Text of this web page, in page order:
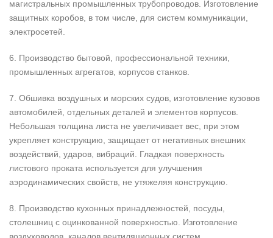
магистральных промышленных трубопроводов. Изготовление
защитных коробов, в том числе, для систем коммуникации,
электросетей.
6. Производство бытовой, профессиональной техники,
промышленных агрегатов, корпусов станков.
7. Обшивка воздушных и морских судов, изготовление кузовов
автомобилей, отдельных деталей и элементов корпусов.
Небольшая толщина листа не увеличивает вес, при этом
укрепляет конструкцию, защищает от негативных внешних
воздействий, ударов, вибраций. Гладкая поверхность
листового проката используется для улучшения
аэродинамических свойств, не утяжеляя конструкцию.
8. Производство кухонных принадлежностей, посуды,
столешниц с оцинкованной поверхностью. Изготовление